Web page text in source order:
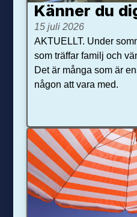
Känner du
15 juli 2026
AKTUELLT. Under
som träffar familj och
Det är många som är
någon att vara med.